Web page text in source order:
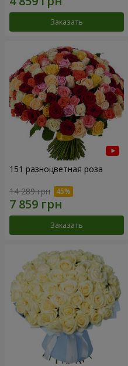
Заказать
151 разноцветная роза
14 289 грн
Заказать